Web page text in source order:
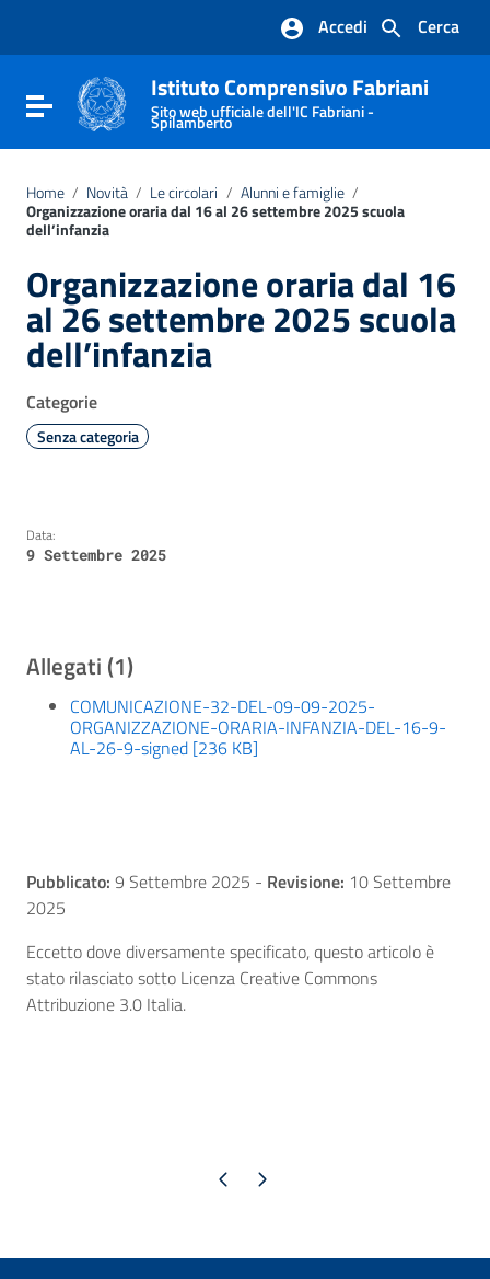
Vai al footer
Cerca
Accedi
Attiva / disattiva la navigazione
Istituto Comprensivo Fabriani
Sito web ufficiale dell'IC Fabriani -
Spilamberto
Home / Novità / Le circolari / Alunni e famiglie /
Organizzazione oraria dal 16 al 26 settembre 2025 scuola
dell’infanzia
Organizzazione oraria dal 16
al 26 settembre 2025 scuola
dell’infanzia
Categorie
Senza categoria
Data:
9 Settembre 2025
Allegati (1)
COMUNICAZIONE-32-DEL-09-09-2025-
ORGANIZZAZIONE-ORARIA-INFANZIA-DEL-16-9-
AL-26-9-signed [236 KB]
Pubblicato: 9 Settembre 2025 - Revisione: 10 Settembre
2025
Eccetto dove diversamente specificato, questo articolo è
stato rilasciato sotto Licenza Creative Commons
Attribuzione 3.0 Italia.
Pagina precedente
Pagina successiva